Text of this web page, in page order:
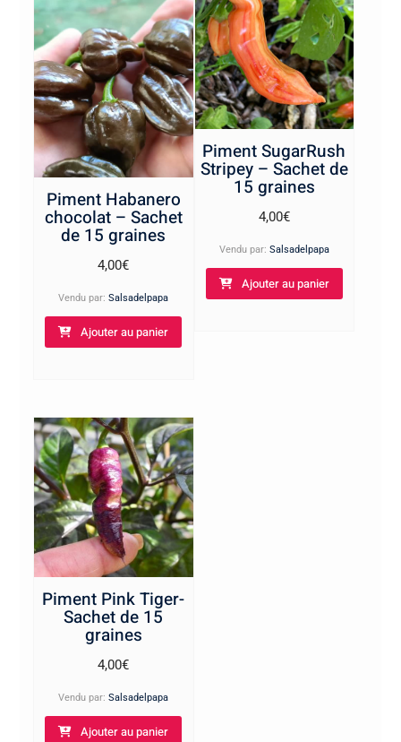
Piment Habanero
chocolat – Sachet
de 15 graines
4,00€
Vendu par:Salsadelpapa
Ajouter au panier
Piment SugarRush
Stripey – Sachet de
15 graines
4,00€
Vendu par: Salsadelpapa
Ajouter au panier
Piment Pink Tiger-
Sachet de 15
graines
4,00€
Vendu par:Salsadelpapa
Ajouter au panier